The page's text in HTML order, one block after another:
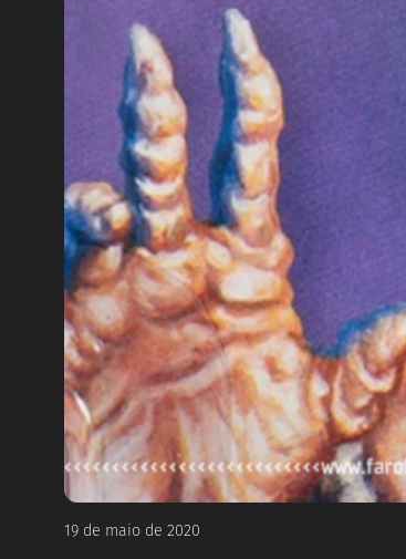
19 de maio de 2020